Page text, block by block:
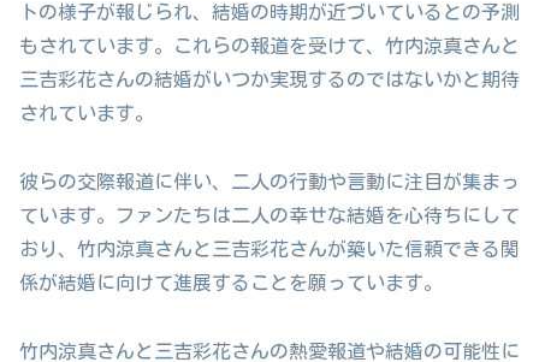
トの様子が報じられ、結婚の時期が近づいているとの予測
もされています。これらの報道を受けて、竹内涼真さんと
三吉彩花さんの結婚がいつか実現するのではないかと期待
されています。
彼らの交際報道に伴い、二人の行動や言動に注目が集まっ
ています。ファンたちは二人の幸せな結婚を心待ちにして
おり、竹内涼真さんと三吉彩花さんが築いた信頼できる関
係が結婚に向けて進展することを願っています。
竹内涼真さんと三吉彩花さんの熱愛報道や結婚の可能性に